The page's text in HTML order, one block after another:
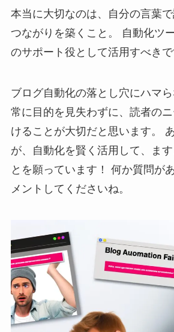
本当に大切なのは、自分の言葉
つながりを築くこと。 自動化ツ
のサポート役として活用すべきで
ブログ自動化の落とし穴にハマら
常に目的を見失わずに、読者の
けることが大切だと思います。
が、自動化を賢く活用して、ま
とを願っています！ 何か質問が
メントしてくださいね。